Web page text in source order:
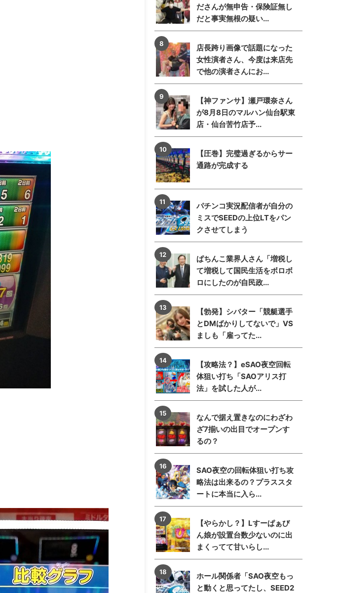
ださんが無申告・保険証無し
だと事実無根の疑い...
店長跨り画像で話題になった
女性演者さん、今度は来店先
で他の演者さんにお...
【神ファンサ】瀬戸環奈さん
が8月8日のマルハン仙台駅東
店・仙台苦竹店予...
【圧巻】完璧過ぎるからサー
通路が完成する
パチンコ実況配信者が自分の
ミスでSEEDの上位LTをパン
クさせてしまう
ぱちんこ業界人さん「増税し
て増税して国民生活をボロボ
ロにしたのが自民政...
【勃発】シバター「競艇選手
とDMばかりしてないで」VS
ましも「雇ってた...
【攻略法？】eSAO夜空回転
体狙い打ち「SAOアリス打
法」を試した人が...
なんで据え置きなのにわざわ
ざ7揃いの出目でオープンす
るの？
SAO夜空の回転体狙い打ち攻
略法は出来るの？プラススタ
ートに本当に入ら...
【やらかし？】Lすーぱぁび
ん娘が設置台数少ないのに出
まくってて甘いらし...
ホール関係者「SAO夜空もっ
と動くと思ってたし、SEED2